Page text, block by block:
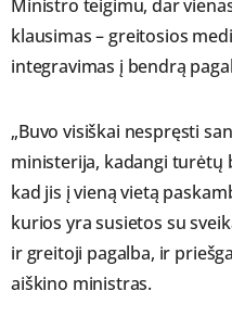
Ministro teigimu, dar
klausimas – greitosios
integravimas į bendrą
„Buvo visiškai nespręsti
ministerija, kadangi turėtų
kad jis į vieną vietą
kurios yra susietos su
ir greitoji pagalba, ir
aiškino ministras.